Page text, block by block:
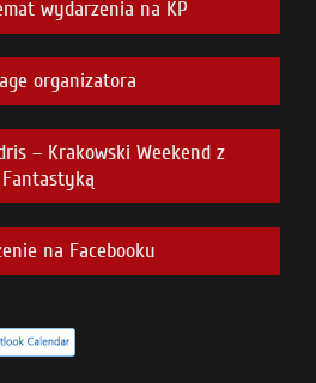
wydarzenia na KP
organizatora
– Krakowski Weekend z
Fantastyką
na Facebooku